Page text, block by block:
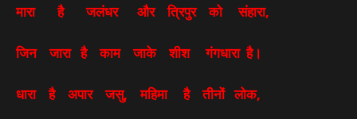
मारा है जलंधर और त्रिपुर को संहारा,
जिन जारा है काम जाके शीश गंगधारा है।
धारा है अपार जसु, महिमा है तीनों लोक,